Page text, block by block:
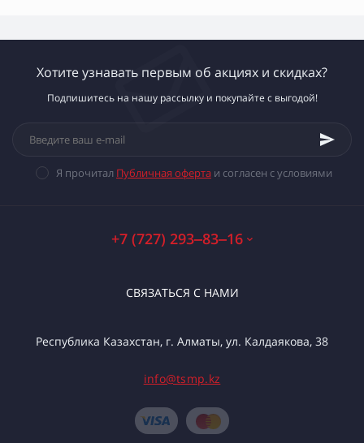
Хотите узнавать первым об акциях и скидках?
Подпишитесь на нашу рассылку и покупайте с выгодой!
Я прочитал Публичная оферта и согласен с условиями
+7 (727) 293‒83‒16
СВЯЗАТЬСЯ С НАМИ
Республика Казахстан, г. Алматы, ул. Калдаякова, 38
info@tsmp.kz